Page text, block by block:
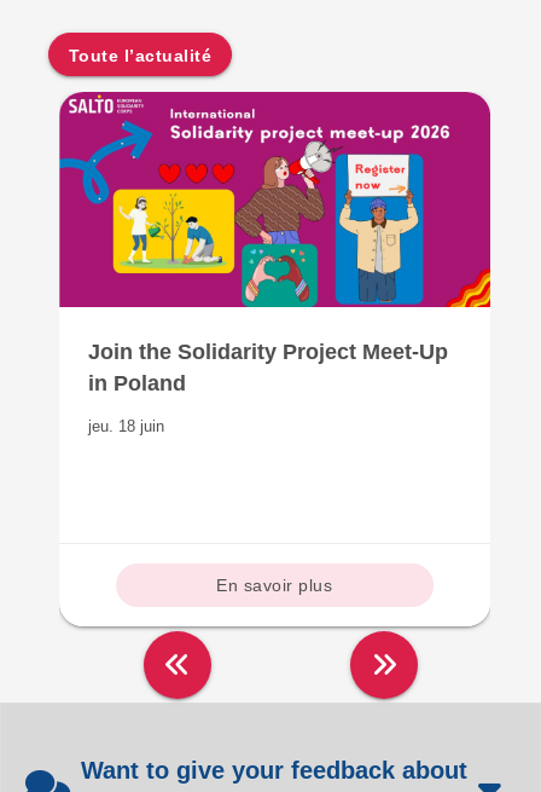
Toute l’actualité
Join the Solidarity Project Meet-Up
in Poland
jeu. 18 juin
En savoir plus
Want to give your feedback about